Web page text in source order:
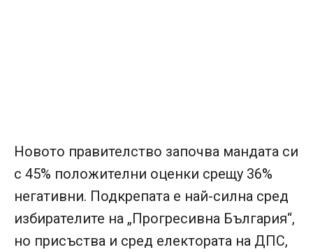
Новото правителство започва мандата си
с 45% положителни оценки срещу 36%
негативни. Подкрепата е най-силна сред
избирателите на „Прогресивна България“,
но присъства и сред електората на ДПС,